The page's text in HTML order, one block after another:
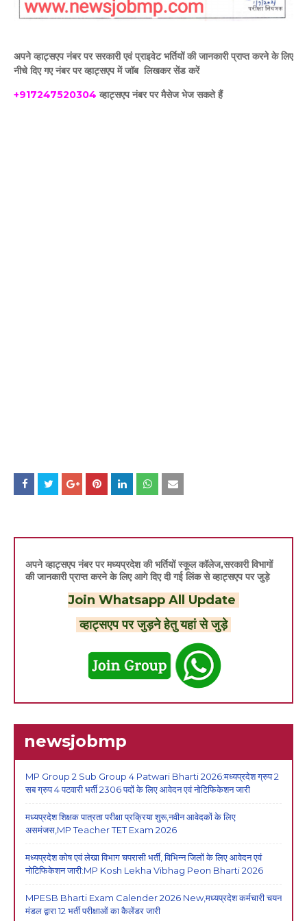
अपने व्हाट्सएप नंबर पर सरकारी एवं प्राइवेट भर्तियों की जानकारी प्राप्त करने के लिए
नीचे दिए गए नंबर पर व्हाट्सएप में जॉब लिखकर सेंड करें
+917247520304 व्हाट्सएप नंबर पर मैसेज भेज सकते हैं
अपने व्हाट्सएप नंबर पर मध्यप्रदेश की भर्तियों स्कूल कॉलेज,सरकारी विभागों
की जानकारी प्राप्त करने के लिए आगे दिए दी गई लिंक से व्हाट्सएप पर जुड़े
Join Whatsapp All Update
व्हाट्सएप पर जुड़ने हेतु यहां से जुड़े
newsjobmp
MP Group 2 Sub Group 4 Patwari Bharti 2026:मध्यप्रदेश ग्रुप 2
सब ग्रुप 4 पटवारी भर्ती 2306 पदों के लिए आवेदन एवं नोटिफिकेशन जारी
मध्यप्रदेश शिक्षक पात्रता परीक्षा प्रक्रिया शुरू,नवीन आवेदकों के लिए
असमंजस,MP Teacher TET Exam 2026
मध्यप्रदेश कोष एवं लेखा विभाग चपरासी भर्ती, विभिन्न जिलों के लिए आवेदन एवं
नोटिफिकेशन जारी:MP Kosh Lekha Vibhag Peon Bharti 2026
MPESB Bharti Exam Calender 2026 New,मध्यप्रदेश कर्मचारी चयन
मंडल द्वारा 12 भर्ती परीक्षाओं का कैलेंडर जारी